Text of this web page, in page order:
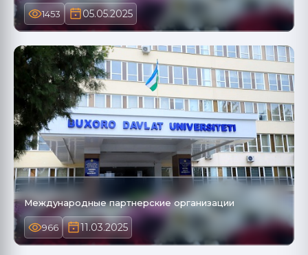
1453 05.05.2025
Международные партнерские организации
966 11.03.2025